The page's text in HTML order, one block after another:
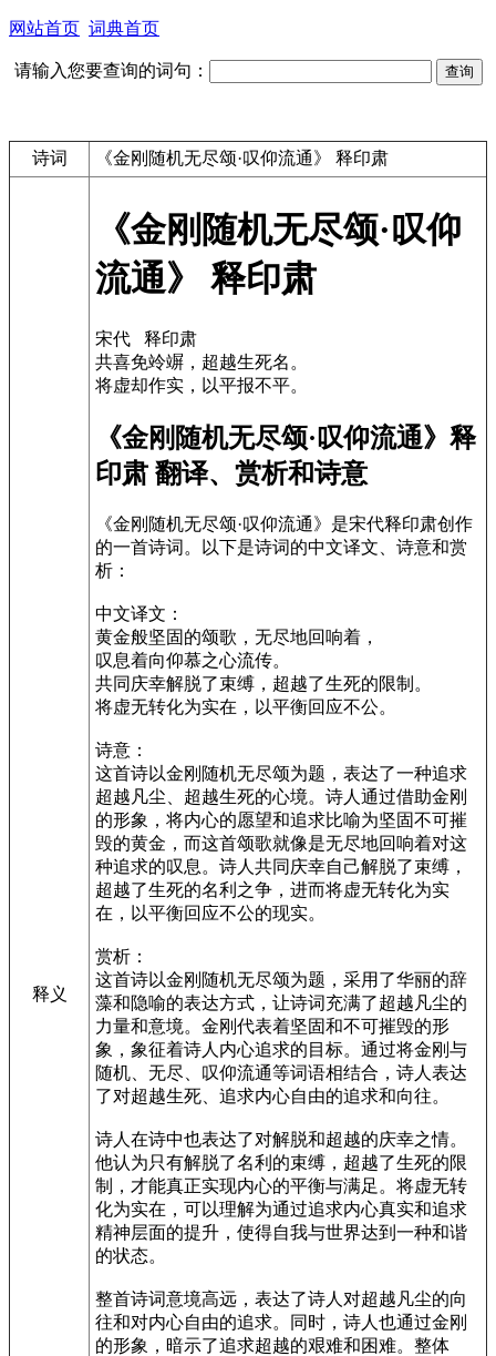
网站首页 词典首页
请输入您要查询的词句：
诗词 《金刚随机无尽颂·叹仰流通》 释印肃
释义
《金刚随机无尽颂·叹仰
流通》 释印肃
宋代 释印肃
共喜免竛竮，超越生死名。
将虚却作实，以平报不平。
《金刚随机无尽颂·叹仰流通》释
印肃 翻译、赏析和诗意
《金刚随机无尽颂·叹仰流通》是宋代释印肃创作
的一首诗词。以下是诗词的中文译文、诗意和赏
析：
中文译文：
黄金般坚固的颂歌，无尽地回响着，
叹息着向仰慕之心流传。
共同庆幸解脱了束缚，超越了生死的限制。
将虚无转化为实在，以平衡回应不公。
诗意：
这首诗以金刚随机无尽颂为题，表达了一种追求
超越凡尘、超越生死的心境。诗人通过借助金刚
的形象，将内心的愿望和追求比喻为坚固不可摧
毁的黄金，而这首颂歌就像是无尽地回响着对这
种追求的叹息。诗人共同庆幸自己解脱了束缚，
超越了生死的名利之争，进而将虚无转化为实
在，以平衡回应不公的现实。
赏析：
这首诗以金刚随机无尽颂为题，采用了华丽的辞
藻和隐喻的表达方式，让诗词充满了超越凡尘的
力量和意境。金刚代表着坚固和不可摧毁的形
象，象征着诗人内心追求的目标。通过将金刚与
随机、无尽、叹仰流通等词语相结合，诗人表达
了对超越生死、追求内心自由的追求和向往。
诗人在诗中也表达了对解脱和超越的庆幸之情。
他认为只有解脱了名利的束缚，超越了生死的限
制，才能真正实现内心的平衡与满足。将虚无转
化为实在，可以理解为通过追求内心真实和追求
精神层面的提升，使得自我与世界达到一种和谐
的状态。
整首诗词意境高远，表达了诗人对超越凡尘的向
往和对内心自由的追求。同时，诗人也通过金刚
的形象，暗示了追求超越的艰难和困难。整体